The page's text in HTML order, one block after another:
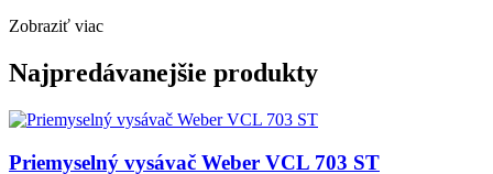
Zobraziť viac
Najpredávanejšie produkty
Priemyselný vysávač Weber VCL 703 ST